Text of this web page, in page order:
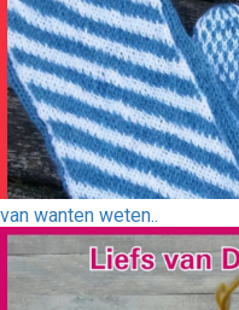
van wanten weten..